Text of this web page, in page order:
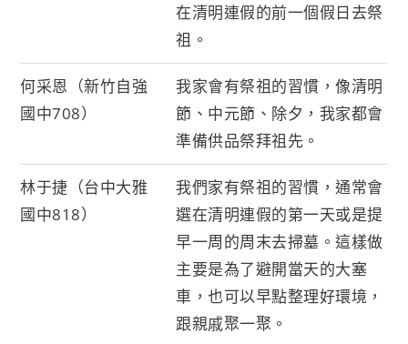
在清明連假的前一個假日去祭
祖。
何采恩（新竹自強
國中708）
我家會有祭祖的習慣，像清明
節、中元節、除夕，我家都會
準備供品祭拜祖先。
林于捷（台中大雅
國中818）
我們家有祭祖的習慣，通常會
選在清明連假的第一天或是提
早一周的周末去掃墓。這樣做
主要是為了避開當天的大塞
車，也可以早點整理好環境，
跟親戚聚一聚。